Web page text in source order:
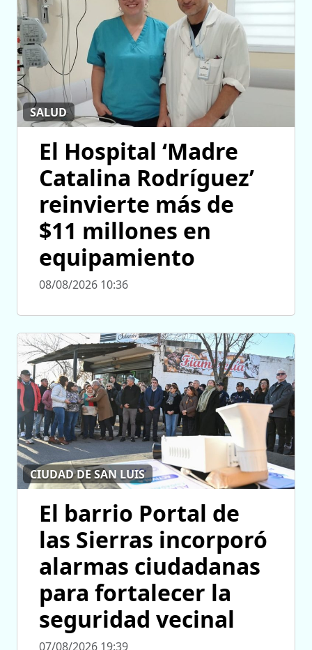
SALUD
El Hospital ‘Madre
Catalina Rodríguez’
reinvierte más de
$11 millones en
equipamiento
08/08/2026 10:36
CIUDAD DE SAN LUIS
El barrio Portal de
las Sierras incorporó
alarmas ciudadanas
para fortalecer la
seguridad vecinal
07/08/2026 19:39